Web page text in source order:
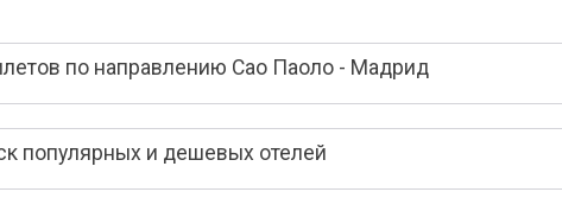
по направлению Сао Паоло - Мадрид
популярных и дешевых отелей